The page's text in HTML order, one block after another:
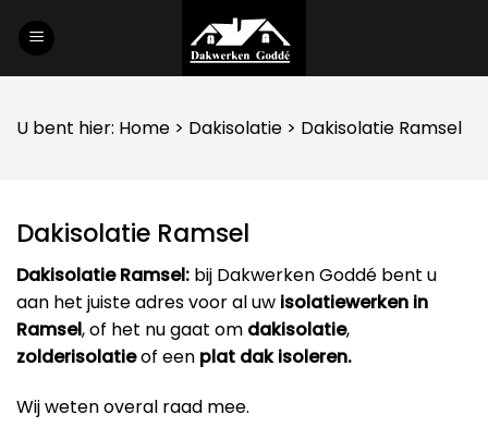
U bent hier: Home > Dakisolatie > Dakisolatie Ramsel
Dakisolatie Ramsel
Dakisolatie Ramsel: bij Dakwerken Goddé bent u
aan het juiste adres voor al uw isolatiewerken in
Ramsel, of het nu gaat om dakisolatie,
zolderisolatieof een plat dak isoleren.
Wij weten overal raad mee.